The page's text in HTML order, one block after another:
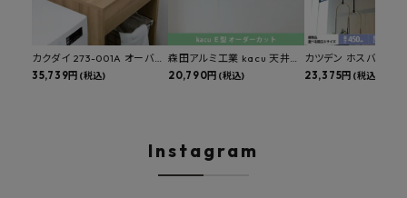
カクダイ 273-001A オーバー
カウンタースロップシンク 選
35,739円 (税込)
森田アルミ工業 kacu 天井付
け物干し E型 サイズオーダー
20,790円 (税込)
カツデン ホスバ 天井
物干し 標準サイズ ス
23,375円 (税込)
Instagram